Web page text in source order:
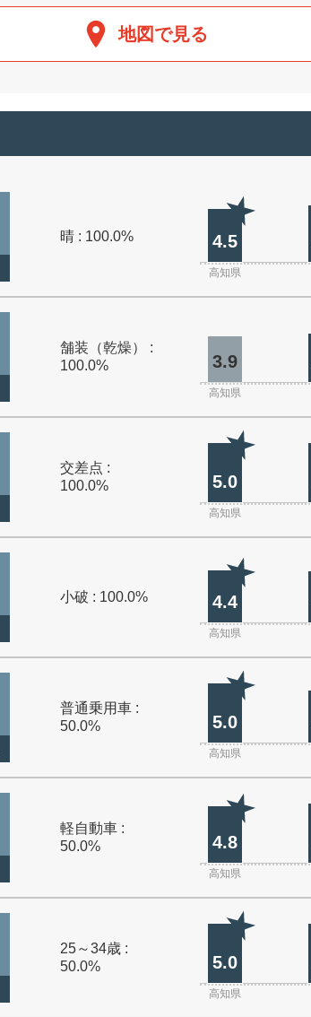
地図で見る
晴 : 100.0% 4.5
高知県
舗装（乾燥） :
100.0%
3.9
高知県
交差点 :
100.0%
5.0
高知県
小破 : 100.0% 4.4
高知県
普通乗用車 :
50.0%
5.0
高知県
軽自動車 :
50.0%
4.8
高知県
25～34歳 :
50.0%
5.0
高知県